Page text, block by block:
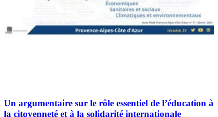
Un argumentaire sur le rôle essentiel de l’éducation à
la citoyenneté et à la solidarité internationale